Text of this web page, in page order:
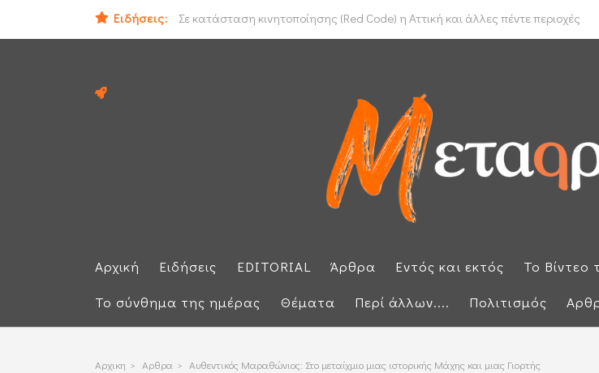
Ειδήσεις: Ομάν: «Θετικές» οι συνομιλίες με το Ιράν για τα Στενά του Ορμούζ
Αρχική Ειδήσεις EDITORIAL Άρθρα Εντός και εκτός Το Βίντεο
Το σύνθημα της ημέρας
Θέματα Περί άλλων.... Πολιτισμός
Αρχικη > Αρθρα > Αυθεντικός Μαραθώνιος: Στο μεταίχμιο μιας ιστορικής Μάχης και μιας Γιορτής